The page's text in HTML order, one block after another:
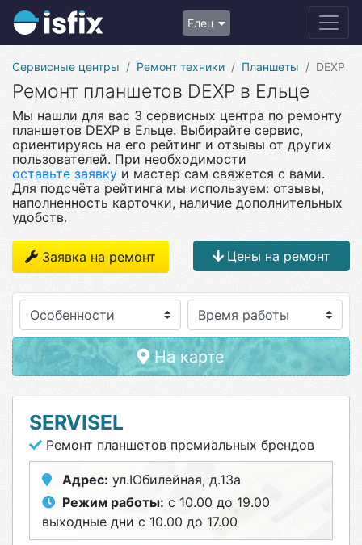
Елец
Сервисные центры Ремонт техники Планшеты DEXP
Ремонт планшетов DEXP в Ельце
Мы нашли для вас 3 сервисных центра по ремонту
планшетов DEXP в Ельце. Выбирайте сервис,
ориентируясь на его рейтинг и отзывы от других
пользователей. При необходимости
оставьте заявку и мастер сам свяжется с вами.
Для подсчёта рейтинга мы используем: отзывы,
наполненность карточки, наличие дополнительных
удобств.
Заявка на ремонт Цены на ремонт
Особенности
На карте
SERVISEL
Ремонт планшетов премиальных брендов
Адрес: ул.Юбилейная, д.13а
Режим работы: с 10.00 до 19.00
выходные дни с 10.00 до 17.00